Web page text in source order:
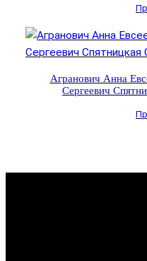
Агранович Анна
Сергеевич